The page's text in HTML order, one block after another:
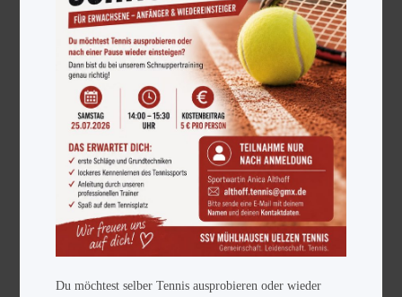
Du möchtest selber Tennis ausprobieren oder wieder